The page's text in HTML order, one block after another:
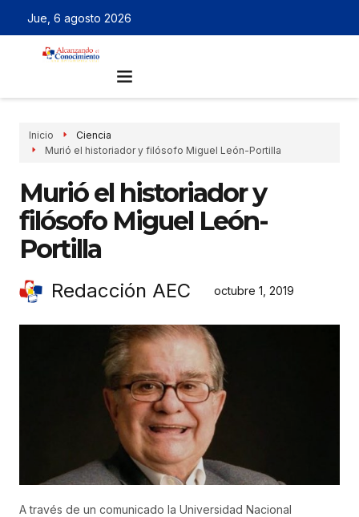
Jue, 6 agosto 2026
Inicio
Ciencia
Murió el historiador y filósofo Miguel León-Portilla
Murió el historiador y
filósofo Miguel León-
Portilla
Redacción AEC octubre 1, 2019
A través de un comunicado la Universidad Nacional